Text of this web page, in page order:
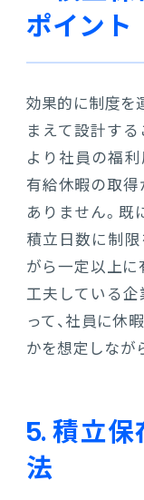
ポイント
効果的に制度を
まえて設計す
より社員の福
有給休暇の取得
ありません。
積立日数に制
がら一定以上に
工夫している
って、社員に休
かを想定しなが
5. 積立
法